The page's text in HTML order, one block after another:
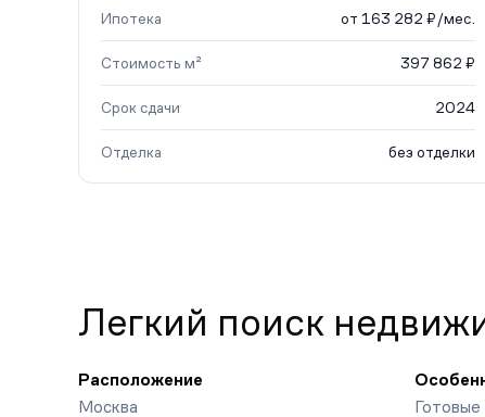
Ипотека от 163 282 ₽/мес.
Стоимость м² 397 862 ₽
Срок сдачи 2024
Отделка без отделки
Легкий поиск
Расположение
Москва
Готовые